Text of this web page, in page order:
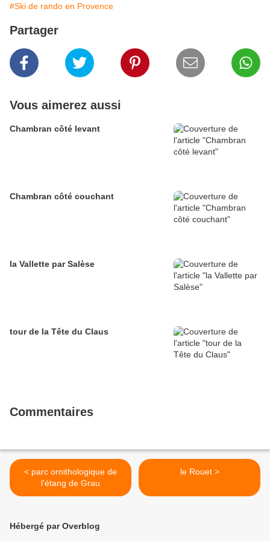
#Ski de rando en Provence
Partager
Vous aimerez aussi
Chambran côté levant
Chambran côté couchant
la Vallette par Salèse
tour de la Tête du Claus
Commentaires
< parc ornithologique de
l'étang de Grau
le Rouet >
Hébergé par Overblog